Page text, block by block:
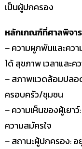
เป็นผู้ปกครอง
หลักเกณฑ์ที่ศาลพิจา
– ความผูกพันและควา
ได้ สุขภาพ เวลาและค
– สภาพแวดล้อมปลอ
ครอบครัว/ชุมชน
– ความเห็นของผู้เย
ความสมัครใจ
– สถานะผู้ปกครอง: